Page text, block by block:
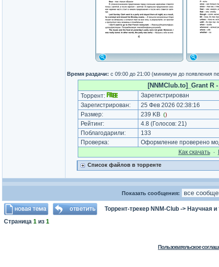
Время раздачи: с 09:00 до 21:00 (минимум до появления
[NNMClub.to]_Grant
Торрент:
Зарегистрирован
Зарегистрирован:
25 Фев 2026 02:38:16
Размер:
239 KB ()
Рейтинг: 4.8 (Голосов: 21)
Поблагодарили:
133
Проверка:
Оформление проверено
Как cкачать·
Список файлов в торренте
Показать сообщения:
Торрент-трекер NNM-Club -> Научная и
Страница 1 из 1
Пользовательское